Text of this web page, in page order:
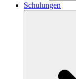
Schulungen